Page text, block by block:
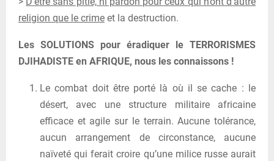
religion que le crime et la destruction.
Les SOLUTIONS pour éradiquer le TERRORISMES
DJIHADISTE en AFRIQUE, nous les connaissons !
Le combat doit être porté là où il se cache : le
désert, avec une structure militaire africaine
efficace et agile sur le terrain. Aucune tolérance,
aucun arrangement de circonstance, aucune
naïveté qui ferait croire qu’une milice russe aurait